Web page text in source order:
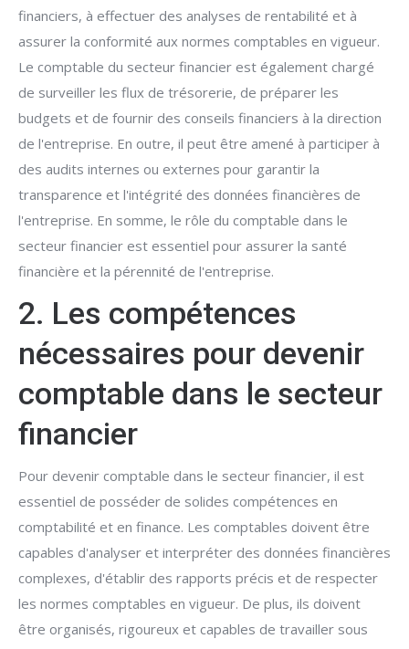
financiers, à effectuer des analyses de rentabilité et à
assurer la conformité aux normes comptables en vigueur.
Le comptable du secteur financier est également chargé
de surveiller les flux de trésorerie, de préparer les
budgets et de fournir des conseils financiers à la direction
de l'entreprise. En outre, il peut être amené à participer à
des audits internes ou externes pour garantir la
transparence et l'intégrité des données financières de
l'entreprise. En somme, le rôle du comptable dans le
secteur financier est essentiel pour assurer la santé
financière et la pérennité de l'entreprise.
2. Les compétences
nécessaires pour devenir
comptable dans le secteur
financier
Pour devenir comptable dans le secteur financier, il est
essentiel de posséder de solides compétences en
comptabilité et en finance. Les comptables doivent être
capables d'analyser et interpréter des données financières
complexes, d'établir des rapports précis et de respecter
les normes comptables en vigueur. De plus, ils doivent
être organisés, rigoureux et capables de travailler sous